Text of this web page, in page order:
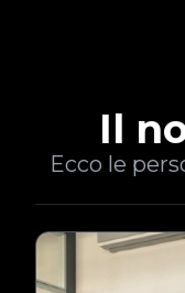
Il
Ecco le